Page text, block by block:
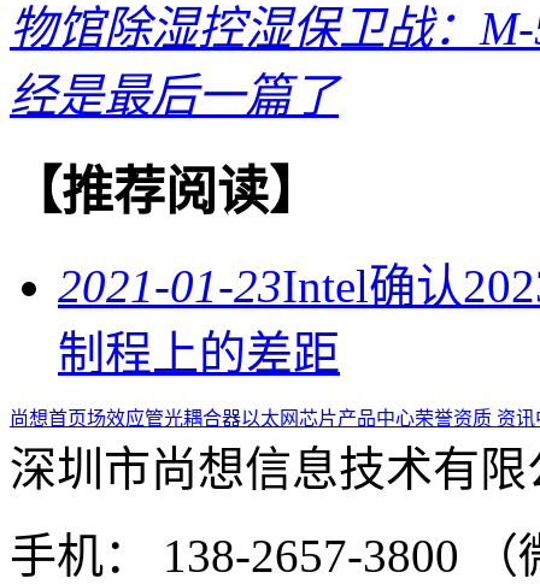
物馆除湿控湿保卫战：
经是最后一篇了
【推荐阅读】
2021-01-23Intel确认
制程上的差距
尚想首页场效应管光耦合器以太网芯片产品中心荣誉资质 资
深圳市尚想信息技术有限
手机： 138-2657-3800